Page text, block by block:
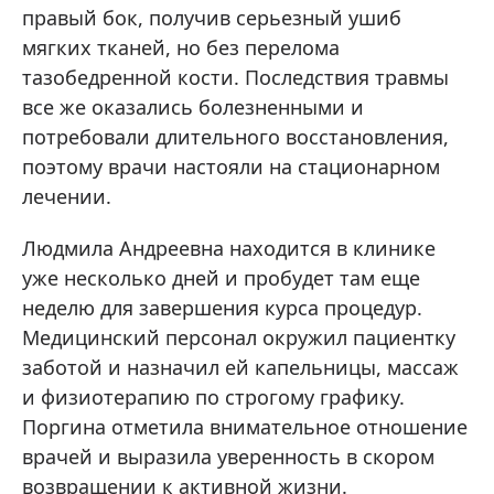
правый бок, получив серьезный ушиб
мягких тканей, но без перелома
тазобедренной кости. Последствия травмы
все же оказались болезненными и
потребовали длительного восстановления,
поэтому врачи настояли на стационарном
лечении.
Людмила Андреевна находится в клинике
уже несколько дней и пробудет там еще
неделю для завершения курса процедур.
Медицинский персонал окружил пациентку
заботой и назначил ей капельницы, массаж
и физиотерапию по строгому графику.
Поргина отметила внимательное отношение
врачей и выразила уверенность в скором
возвращении к активной жизни.